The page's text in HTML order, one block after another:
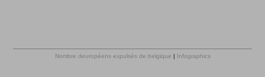
Nombre deuropéens expulsés de belgique | Infographics